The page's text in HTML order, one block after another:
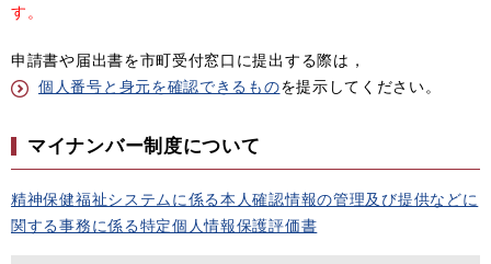
す。
申請書や届出書を市町受付窓口に提出する際は，
個人番号と身元を確認できるものを提示してください。
マイナンバー制度について
精神保健福祉システムに係る本人確認情報の管理及び提供などに
関する事務に係る特定個人情報保護評価書